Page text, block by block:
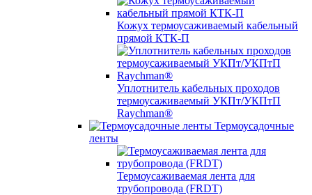
Кожух термоусаживаемый кабельный
прямой КТК-П
Уплотнитель кабельных проходов
термоусаживаемый УКПт/УКПтП
Raychman®
Термоусадочные
ленты
Термоусаживаемая лента для
трубопровода (FRDT)